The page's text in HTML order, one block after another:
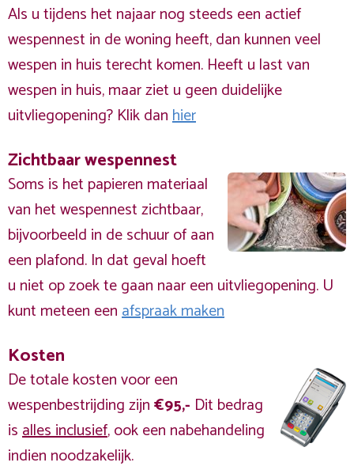
Als u tijdens het najaar nog steeds een actief
wespennest in de woning heeft, dan kunnen veel
wespen in huis terecht komen. Heeft u last van
wespen in huis, maar ziet u geen duidelijke
uitvliegopening? Klik danhier
Zichtbaar wespennest
Soms is het papieren materiaal
van het wespennest zichtbaar,
bijvoorbeeld in de schuur of aan
een plafond. In dat geval hoeft
u niet op zoek te gaan naar een uitvliegopening. U
kunt meteen eenafspraak maken
Kosten
De totale kosten voor een
wespenbestrijding zijn€95,- Dit bedrag
isalles inclusief, ook een nabehandeling
indien noodzakelijk.